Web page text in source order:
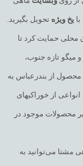
با یخ ویژه تحویل بگیرید.
محلی حمایت کرد تا
میگو تازه جنوب،
از بندرعباس به
از خوراکیهای
محصولات موجود در
مشتا می‌توانید به